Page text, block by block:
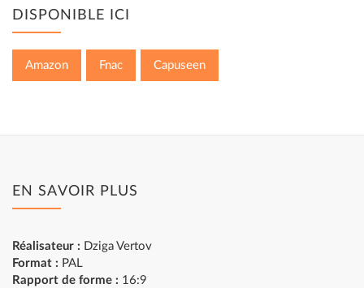
DISPONIBLE ICI
Amazon Fnac Capuseen
EN SAVOIR PLUS
Réalisateur : Dziga Vertov
Format : PAL
Rapport de forme : 16:9